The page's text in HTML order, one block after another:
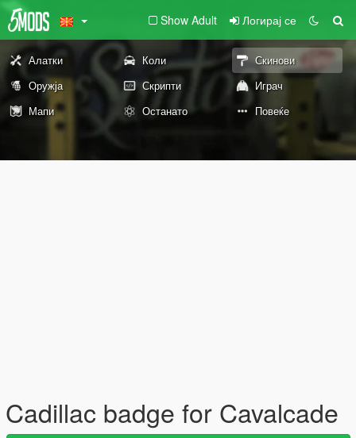
Show Adult Логирај се
Алатки Коли
Скинови
Оружја
Скрипти
Играч
Мапи
Останато Повеќе
Cadillac badge for Cavalcade